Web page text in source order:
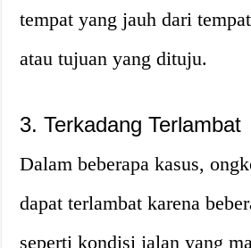
tempat yang jauh dari
atau tujuan yang dituju.
3. Terkadang Terlambat
Dalam beberapa kasus,
dapat terlambat karena
seperti kondisi jalan yang